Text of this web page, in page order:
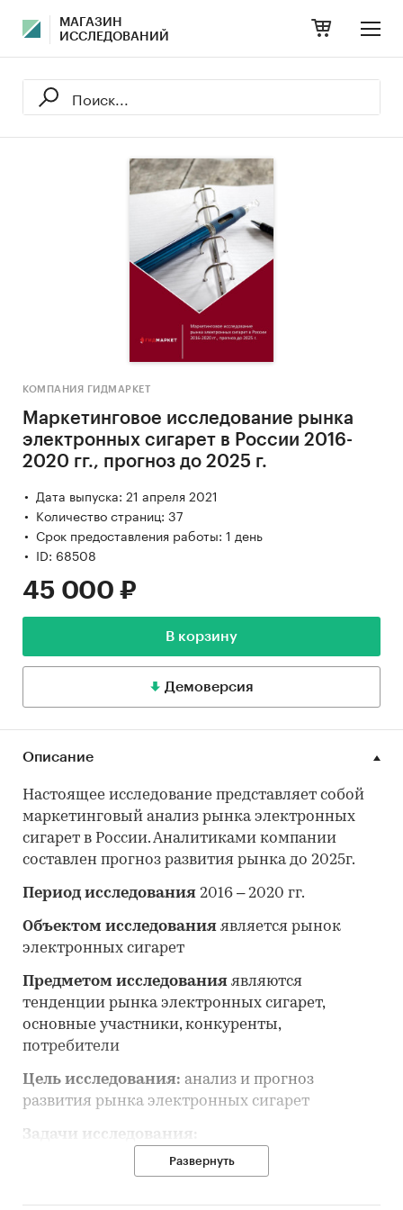
МАГАЗИН
ИССЛЕДОВАНИЙ
КОМПАНИЯ ГИДМАРКЕТ
Маркетинговое исследование рынка
электронных сигарет в России 2016-
2020 гг., прогноз до 2025 г.
Дата выпуска: 21 апреля 2021
Количество страниц: 37
Срок предоставления работы: 1 день
ID: 68508
45 000 ₽
В корзину
Демоверсия
Описание
Настоящее исследование представляет собой
маркетинговый анализ рынка электронных
сигарет в России. Аналитиками компании
составлен прогноз развития рынка до 2025г.
Период исследования 2016 – 2020 гг.
Объектом исследования является рынок
электронных сигарет
Предметом исследования являются
тенденции рынка электронных сигарет,
основные участники, конкуренты,
потребители
Цель исследования: анализ и прогноз
развития рынка электронных сигарет
Задачи исследования:
Описание состояния рынка электронных
Развернуть